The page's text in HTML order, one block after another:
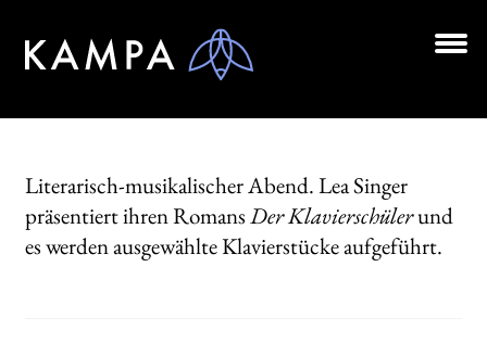
Zur
Navigation
Zum
Inhalt
LESUNGEN
VERLAG
Literarisch-musikalischer Abend. Lea Singer
präsentiert ihren RomansDer Klavierschülerund
es werden ausgewählte Klavierstücke aufgeführt.